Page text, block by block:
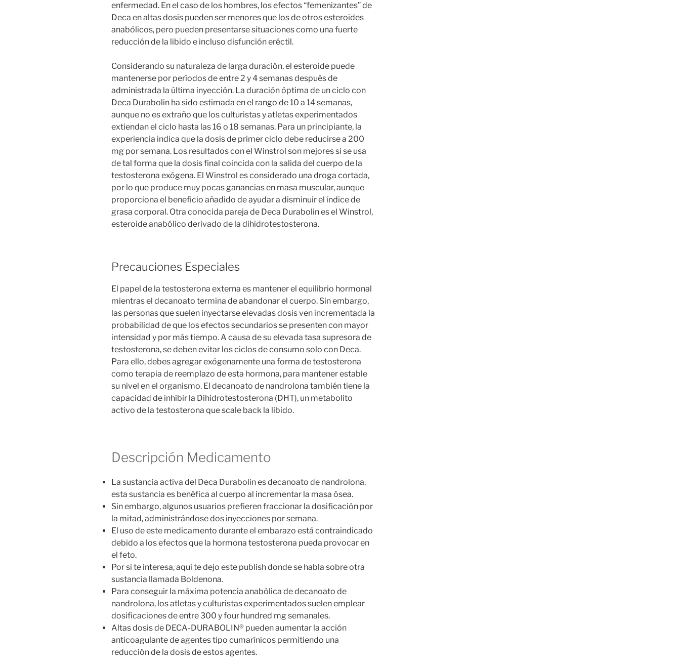
enfermedad. En el caso de los hombres, los efectos “femenizantes” de
Deca en altas dosis pueden ser menores que los de otros esteroides
anabólicos, pero pueden presentarse situaciones como una fuerte
reducción de la libido e incluso disfunción eréctil.
Considerando su naturaleza de larga duración, el esteroide puede
mantenerse por períodos de entre 2 y 4 semanas después de
administrada la última inyección. La duración óptima de un ciclo con
Deca Durabolin ha sido estimada en el rango de 10 a 14 semanas,
aunque no es extraño que los culturistas y atletas experimentados
extiendan el ciclo hasta las 16 o 18 semanas. Para un principiante, la
experiencia indica que la dosis de primer ciclo debe reducirse a 200
mg por semana. Los resultados con el Winstrol son mejores si se usa
de tal forma que la dosis final coincida con la salida del cuerpo de la
testosterona exógena. El Winstrol es considerado una droga cortada,
por lo que produce muy pocas ganancias en masa muscular, aunque
proporciona el beneficio añadido de ayudar a disminuir el índice de
grasa corporal. Otra conocida pareja de Deca Durabolin es el Winstrol,
esteroide anabólico derivado de la dihidrotestosterona.
Precauciones Especiales
El papel de la testosterona externa es mantener el equilibrio hormonal
mientras el decanoato termina de abandonar el cuerpo. Sin embargo,
las personas que suelen inyectarse elevadas dosis ven incrementada la
probabilidad de que los efectos secundarios se presenten con mayor
intensidad y por más tiempo. A causa de su elevada tasa supresora de
testosterona, se deben evitar los ciclos de consumo solo con Deca.
Para ello, debes agregar exógenamente una forma de testosterona
como terapia de reemplazo de esta hormona, para mantener estable
su nivel en el organismo. El decanoato de nandrolona también tiene la
capacidad de inhibir la Dihidrotestosterona (DHT), un metabolito
activo de la testosterona que scale back la libido.
Descripción Medicamento
La sustancia activa del Deca Durabolin es decanoato de nandrolona,
esta sustancia es benéfica al cuerpo al incrementar la masa ósea.
Sin embargo, algunos usuarios prefieren fraccionar la dosificación por
la mitad, administrándose dos inyecciones por semana.
El uso de este medicamento durante el embarazo está contraindicado
debido a los efectos que la hormona testosterona pueda provocar en
el feto.
Por si te interesa, aqui te dejo este publish donde se habla sobre otra
sustancia llamada Boldenona.
Para conseguir la máxima potencia anabólica de decanoato de
nandrolona, los atletas y culturistas experimentados suelen emplear
dosificaciones de entre 300 y four hundred mg semanales.
Altas dosis de DECA-DURABOLIN® pueden aumentar la acción
anticoagulante de agentes tipo cumarínicos permitiendo una
reducción de la dosis de estos agentes.